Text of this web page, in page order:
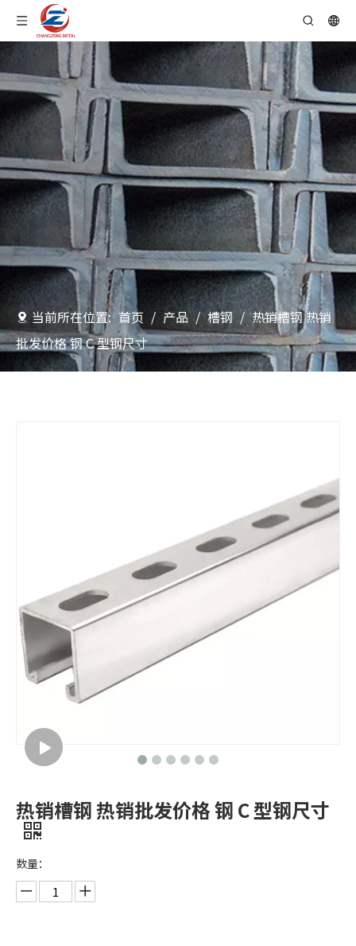
当前所在位置: 首页 / 产品 / 槽钢 / 热销槽钢 热销
批发价格 钢 C 型钢尺寸
热销槽钢 热销批发价格 钢 C 型钢尺寸
数量：